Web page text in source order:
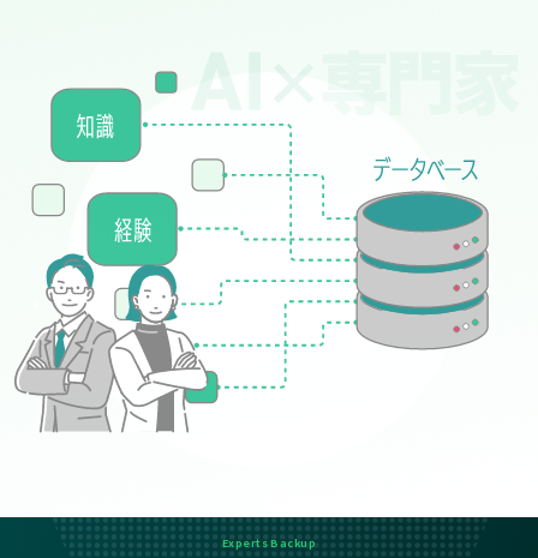
Experts Backup